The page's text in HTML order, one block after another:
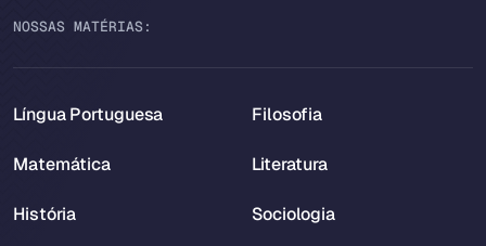
NOSSAS MATÉRIAS:
Língua Portuguesa
Matemática
História
Filosofia
Literatura
Sociologia